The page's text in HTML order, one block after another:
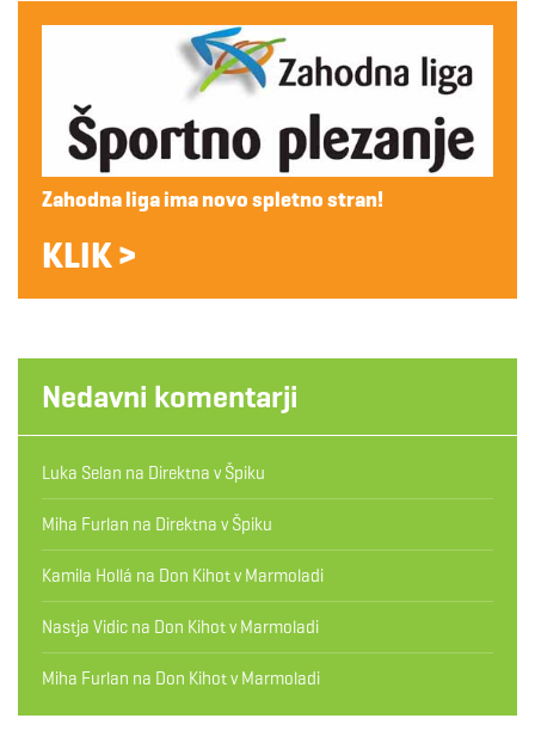
Zahodna liga ima novo spletno stran!
KLIK >
Nedavni komentarji
Luka Selan na Direktna v Špiku
Miha Furlan na Direktna v Špiku
Kamila Hollá na Don Kihot v Marmoladi
Nastja Vidic na Don Kihot v Marmoladi
Miha Furlan na Don Kihot v Marmoladi